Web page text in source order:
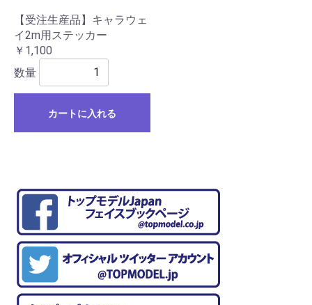
【受注生産品】キャラウェ
イ2m用ステッカー
￥1,100
数量
カートに入れる